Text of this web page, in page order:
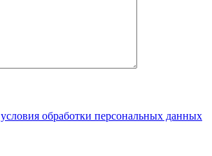
условия обработки персональных данных